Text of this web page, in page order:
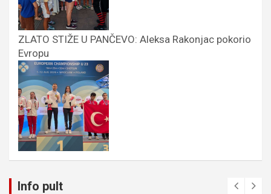
ZLATO STIŽE U PANČEVO: Aleksa Rakonjac pokorio
Evropu
Info pult